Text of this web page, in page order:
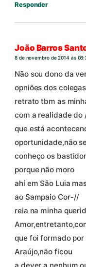
Responder
João Barros
8 de novembro de 2014 às
Não sou dono da
opniões dos
retrato tbm as
com a realidade do
que está
oportunidade,não
conheço os
porque não moro
ahí em São Luia
ao Sampaio Cor-//
reia na minha
que foi formado por
Araújo,não ficou